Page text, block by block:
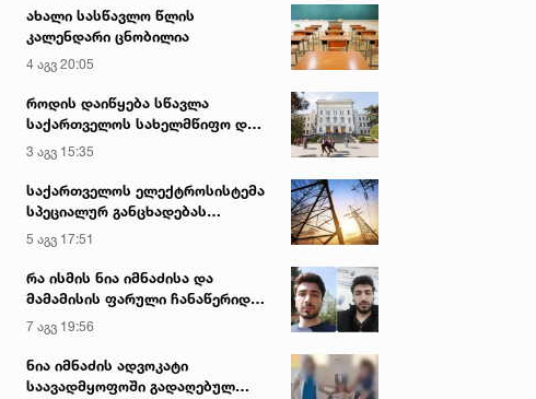
ახალი სასწავლო წლის
კალენდარი ცნობილია
4 აგვ 20:05
როდის დაიწყება სწავლა
საქართველოს სახელმწიფო და
კერძო უნივერსიტეტებში
3 აგვ 15:35
საქართველოს ელექტროსისტემა
სპეციალურ განცხადებას
ავრცელებს
5 აგვ 17:51
რა ისმის ნია იმნაძისა და
მამამისის ფარული ჩანაწერიდან
- გიგა ავალიანის მკვლელობის
საქმე
7 აგვ 19:56
ნია იმნაძის ადვოკატი
საავადმყოფოში გადაღებულ